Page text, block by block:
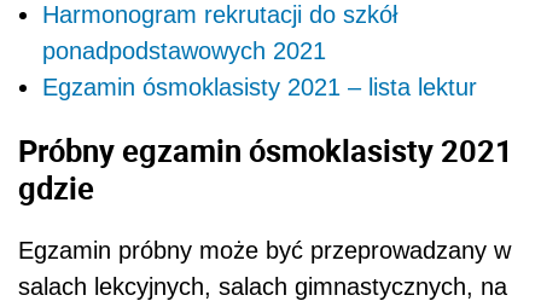
Harmonogram rekrutacji do szkół
ponadpodstawowych 2021
Egzamin ósmoklasisty 2021 – lista lektur
Próbny egzamin ósmoklasisty 2021
gdzie
Egzamin próbny może być przeprowadzany w
salach lekcyjnych, salach gimnastycznych, na